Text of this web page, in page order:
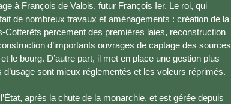
à François de Valois, futur François Ier. Le roi, qui
de nombreux travaux et aménagements : création de la
Cotterêts percement des premières laies, reconstruction
d’importants ouvrages de captage des sources
le bourg. D’autre part, il met en place une gestion plus
d’usage sont mieux réglementés et les voleurs réprimés.
après la chute de la monarchie, et est gérée depuis